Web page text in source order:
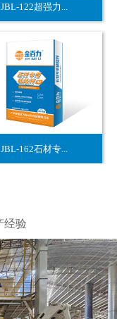
JBL-122超强力...
JBL-162石材专...